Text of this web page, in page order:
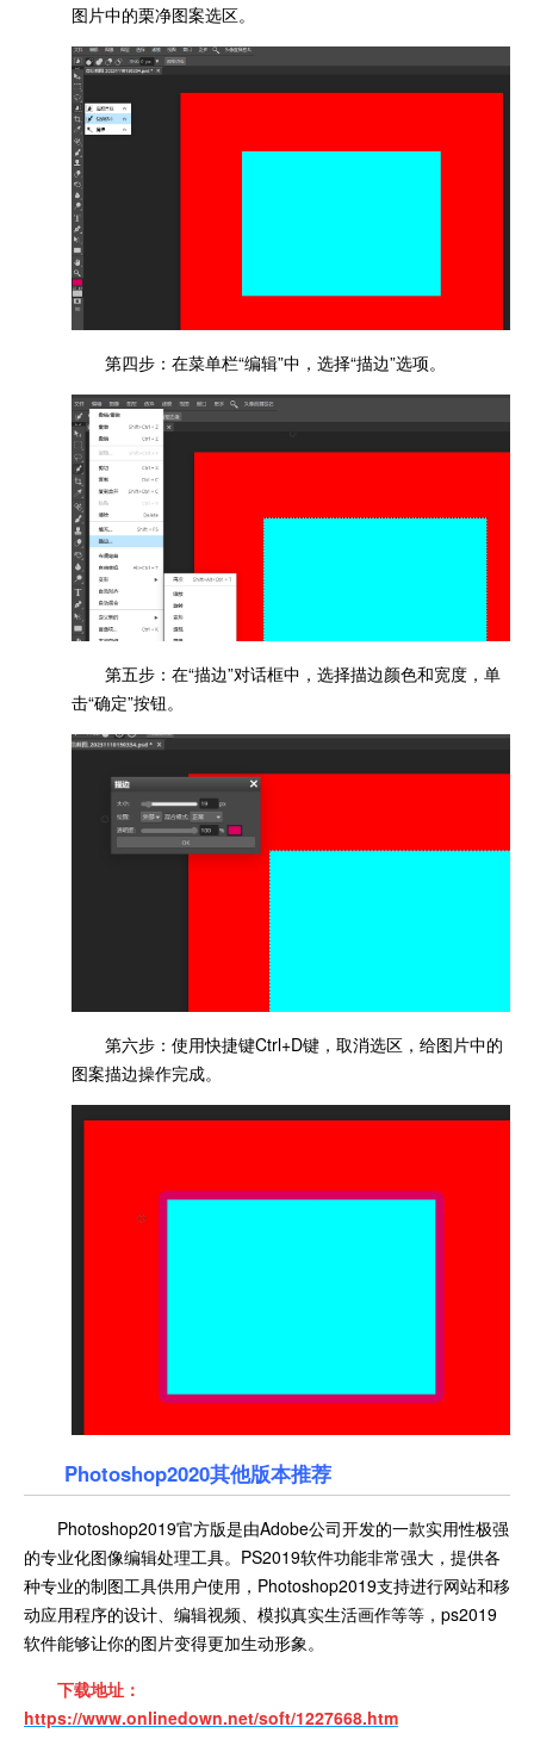
图片中的栗净图案选区。
第四步：在菜单栏“编辑”中，选择“描边”选项。
第五步：在“描边”对话框中，选择描边颜色和宽度，单
击“确定”按钮。
第六步：使用快捷键Ctrl+D键，取消选区，给图片中的
图案描边操作完成。
Photoshop2020其他版本推荐
Photoshop2019官方版是由Adobe公司开发的一款实用性极强
的专业化图像编辑处理工具。PS2019软件功能非常强大，提供各
种专业的制图工具供用户使用，Photoshop2019支持进行网站和移
动应用程序的设计、编辑视频、模拟真实生活画作等等，ps2019
软件能够让你的图片变得更加生动形象。
下载地址：
https://www.onlinedown.net/soft/1227668.htm